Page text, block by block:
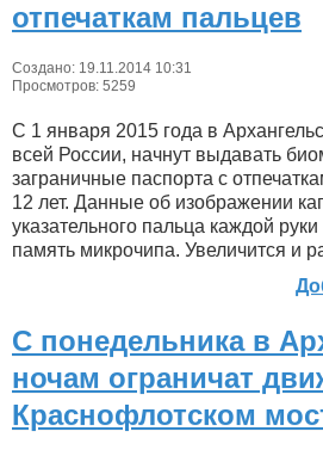
отпечаткам пальцев
Создано: 19.11.2014 10:31
Просмотров: 5259
С 1 января 2015 года в
всей России, начнут выдавать
заграничные паспорта с
12 лет. Данные об изображении
указательного пальца каждой
память микрочипа. Увеличится и
С понедельника в
ночам ограничат
Краснофлотском